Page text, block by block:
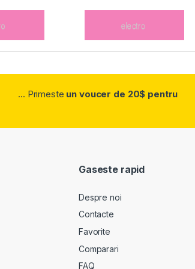
... Primeste un voucer de 20$ pentru
Gaseste rapid
Despre noi
Contacte
Favorite
Comparari
FAQ